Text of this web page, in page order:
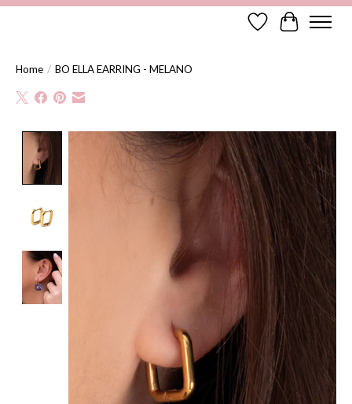
Verlanglijst
Home / BO ELLA EARRING - MELANO
Product image slideshow Items